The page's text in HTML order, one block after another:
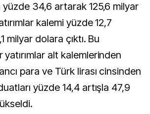
yüzde 34,6 artarak 125,6 milyar
kalemi yüzde 12,7
milyar dolara çıktı. Bu
alt kalemlerinden
para ve Türk lirası cinsinden
yüzde 14,4 artışla 47,9